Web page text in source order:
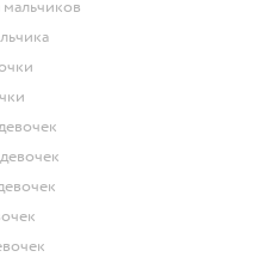
мальчиков